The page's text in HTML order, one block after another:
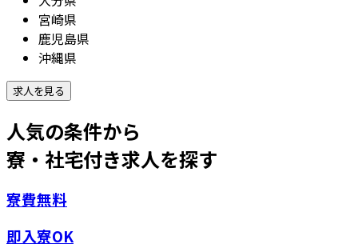
宮崎県
鹿児島県
沖縄県
人気の条件から
寮・社宅付き求人を探す
寮費無料
即入寮OK